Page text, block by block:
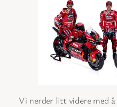
Vi nerder litt videre med å